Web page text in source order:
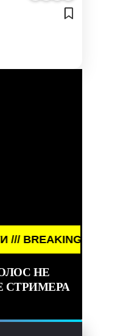
/// НОВОСТИ (СМИ)
НЕ
СТРИМЕРА